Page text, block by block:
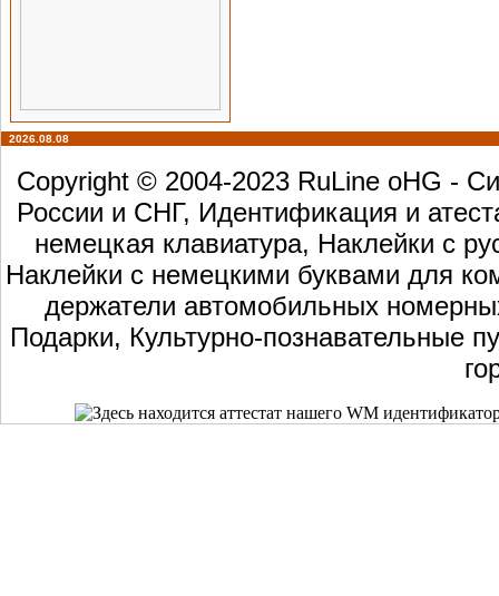
2026.08.08
Copyright © 2004-2023 RuLine oHG -
России и СНГ, Идентификация и
немецкая клавиатура, Наклейки с
Наклейки с немецкими буквами для
держатели автомобильных
Подарки, Культурно-познавательные